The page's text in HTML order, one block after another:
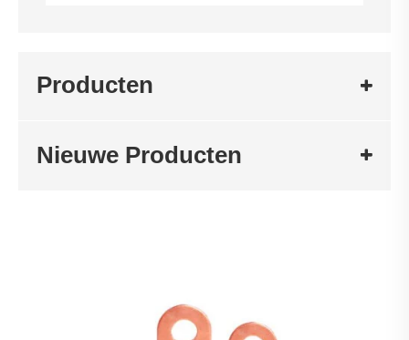
Producten
Nieuwe Producten